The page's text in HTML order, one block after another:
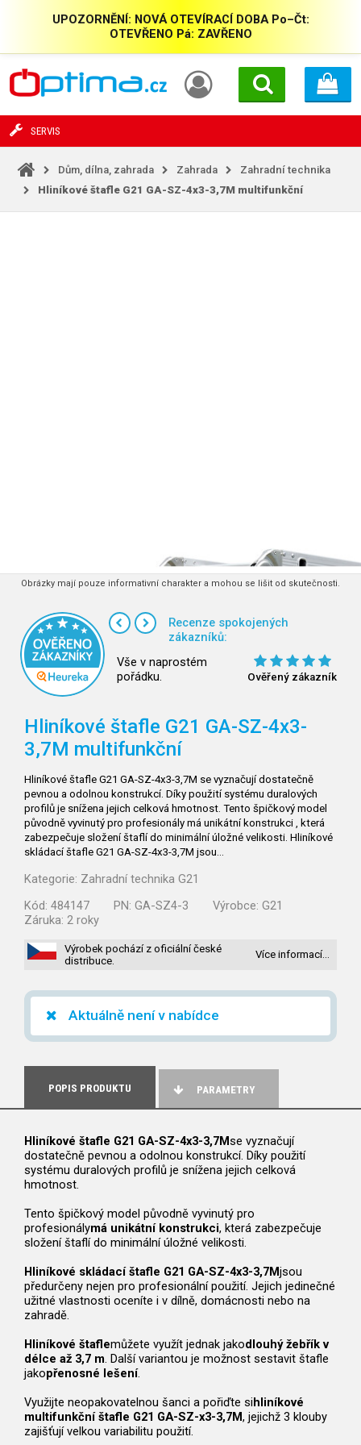
UPOZORNĚNÍ: NOVÁ OTEVÍRACÍ DOBA Po–Čt:
OTEVŘENO Pá: ZAVŘENO
SERVIS
Dům, dílna, zahrada Zahrada
Zahradní technika
Hliníkové štafle G21 GA-SZ-4x3-3,7M multifunkční
Obrázky mají pouze informativní charakter a mohou se lišit od skutečnosti.
Recenze spokojených
zákazníků:
Vše v naprostém
pořádku.
Ověřený zákazník
Hliníkové štafle G21 GA-SZ-4x3-
3,7M multifunkční
Hliníkové štafle G21 GA-SZ-4x3-3,7M se vyznačují dostatečně
pevnou a odolnou konstrukcí. Díky použití systému duralových
profilů je snížena jejich celková hmotnost. Tento špičkový model
původně vyvinutý pro profesionály má unikátní konstrukci , která
zabezpečuje složení štaflí do minimální úložné velikosti. Hliníkové
skládací štafle G21 GA-SZ-4x3-3,7M jsou…
Kategorie: Zahradní technika G21
Kód: 484147 PN: GA-SZ4-3 Výrobce: G21
Záruka: 2 roky
Výrobek pochází z oficiální české
distribuce.
Více informací…
Aktuálně není v nabídce
POPIS PRODUKTU PARAMETRY
Hliníkové štafle G21 GA-SZ-4x3-3,7Mse vyznačují
dostatečně pevnou a odolnou konstrukcí. Díky použití
systému duralových profilů je snížena jejich celková
hmotnost.
Tento špičkový model původně vyvinutý pro
profesionálymá unikátní konstrukci, která zabezpečuje
složení štaflí do minimální úložné velikosti.
Hliníkové skládací štafle G21 GA-SZ-4x3-3,7Mjsou
předurčeny nejen pro profesionální použití. Jejich jedinečné
užitné vlastnosti oceníte i v dílně, domácnosti nebo na
zahradě.
Hliníkové štaflemůžete využít jednak jakodlouhý žebřík v
délce až 3,7 m. Další variantou je možnost sestavit štafle
jakopřenosné lešení.
Využijte neopakovatelnou šanci a pořiďte si hliníkové
multifunkční štafle G21 GA-SZ-x3-3,7M, jejichž 3 klouby
zajišťují velkou variabilitu použití.